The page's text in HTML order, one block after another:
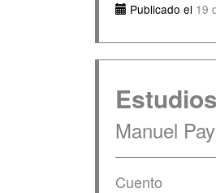
Publicado el 19
Manuel
Cuento